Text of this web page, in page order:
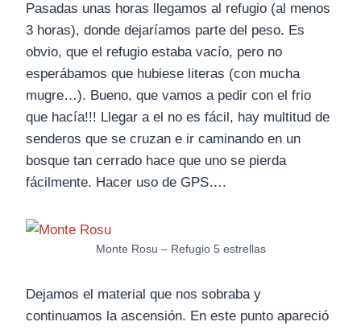
Pasadas unas horas llegamos al refugio (al menos
3 horas), donde dejaríamos parte del peso. Es
obvio, que el refugio estaba vacío, pero no
esperábamos que hubiese literas (con mucha
mugre…). Bueno, que vamos a pedir con el frio
que hacía!!! Llegar a el no es fácil, hay multitud de
senderos que se cruzan e ir caminando en un
bosque tan cerrado hace que uno se pierda
fácilmente. Hacer uso de GPS….
Monte Rosu – Refugio 5 estrellas
Dejamos el material que nos sobraba y
continuamos la ascensión. En este punto apareció